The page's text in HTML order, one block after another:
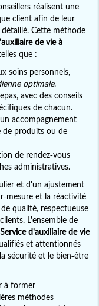
réalisent une
client afin de leur
Cette méthode
de vie à
que :
soins personnels,
optimale.
avec des conseils
de chacun.
accompagnement
de produits ou de
de rendez-vous
administratives.
et d'un ajustement
mesure et la réactivité
qualité, respectueuse
L'ensemble de
Service d'auxiliaire de vie
et attentionnés
sécurité et le bien-être
à former
méthodes